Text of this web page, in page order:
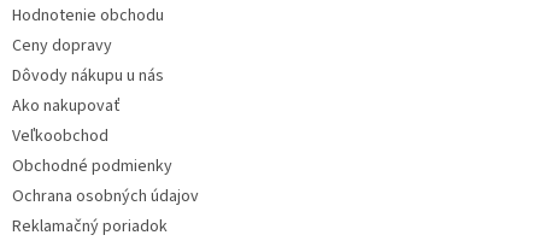
Hodnotenie obchodu
Ceny dopravy
Dôvody nákupu u nás
Ako nakupovať
Veľkoobchod
Obchodné podmienky
Ochrana osobných údajov
Reklamačný poriadok